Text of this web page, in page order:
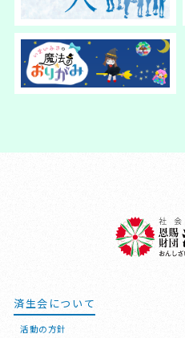
済生会について
活動の方針